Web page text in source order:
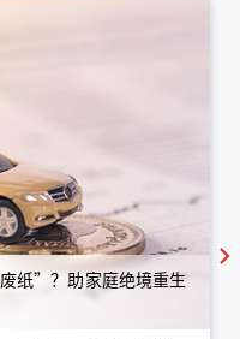
纸”？助家庭绝境重生